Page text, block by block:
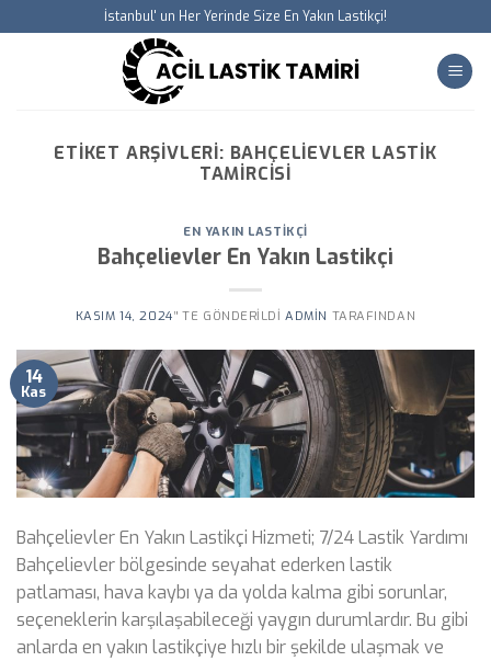
to
İstanbul' un Her Yerinde Size En Yakın Lastikçi!
ETIKET ARŞIVLERI: BAHÇELIEVLER LASTIK
TAMIRCISI
EN YAKIN LASTIKÇI
Bahçelievler En Yakın Lastikçi
KASIM 14, 2024’' TE GÖNDERILDI ADMIN TARAFINDAN
14
Kas
Bahçelievler En Yakın Lastikçi Hizmeti; 7/24 Lastik Yardımı
Bahçelievler bölgesinde seyahat ederken lastik
patlaması, hava kaybı ya da yolda kalma gibi sorunlar,
seçeneklerin karşılaşabileceği yaygın durumlardır. Bu gibi
anlarda en yakın lastikçiye hızlı bir şekilde ulaşmak ve